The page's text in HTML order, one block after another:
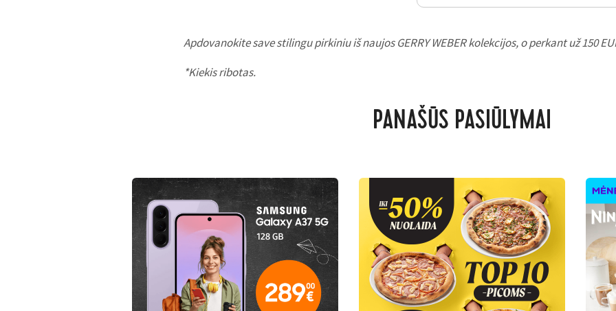
Apdovanokite save stilingu pirkiniu iš naujos GERRY WEBER kolekcijos, o perkant už 150
*Kiekis ribotas.
PANAŠŪS PASIŪLYMAI